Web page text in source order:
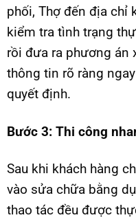
phối, Thợ đến địa chỉ
kiểm tra tình trạng
rồi đưa ra phương án
thông tin rõ ràng
quyết định.
Bước 3: Thi công
Sau khi khách hàng
vào sửa chữa bằng
thao tác đều được